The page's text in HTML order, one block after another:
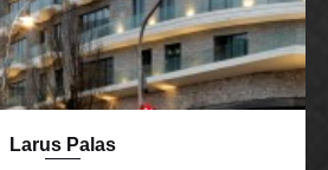
Larus Palas